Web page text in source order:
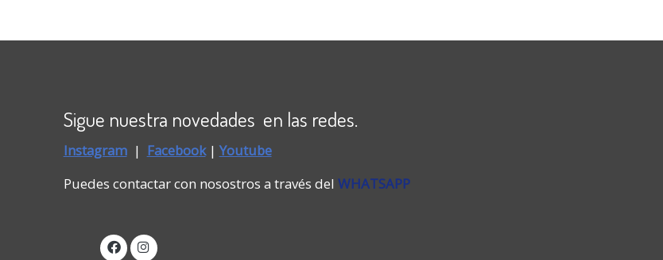
Sigue nuestra novedades en las redes.
Instagram | Facebook| Youtube
Puedes contactar con nosostros a través del WHATSAPP